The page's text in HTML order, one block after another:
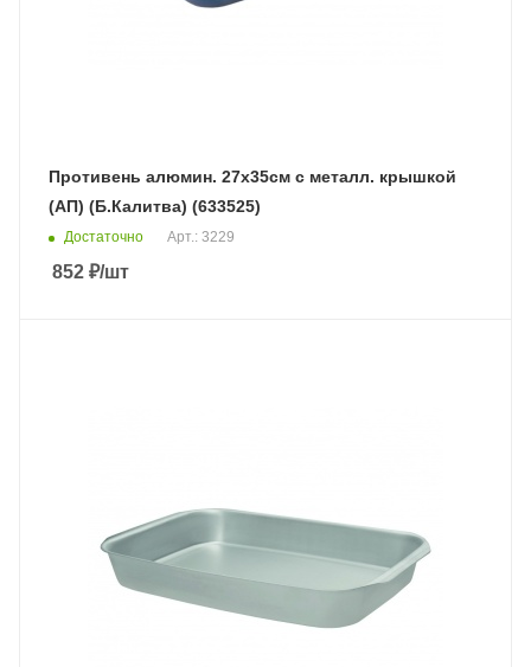
Противень алюмин. 27х35см с металл. крышкой
(АП) (Б.Калитва) (633525)
Достаточно Арт.: 3229
852 ₽/шт